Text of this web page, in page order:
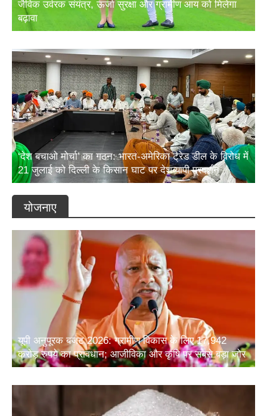
बढ़ावा
‘देश बचाओ मोर्चा’ का गठन: भारत-अमेरिका ट्रेड डील के विरोध में
21 जुलाई को दिल्ली के किसान घाट पर देशव्यापी प्रदर्शन
योजनाए
यूपी अनुपूरक बजट 2026: ग्रामीण विकास के लिए 17,942
करोड़ रुपये का प्रावधान; आजीविका और कृषि पर सबसे बड़ा जोर